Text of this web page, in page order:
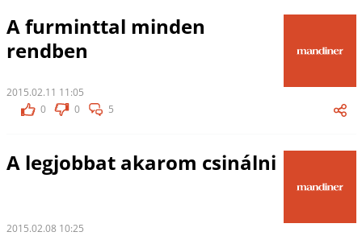
A furminttal minden
rendben
2015.02.11 11:05
0
0 5
A legjobbat akarom csinálni
2015.02.08 10:25